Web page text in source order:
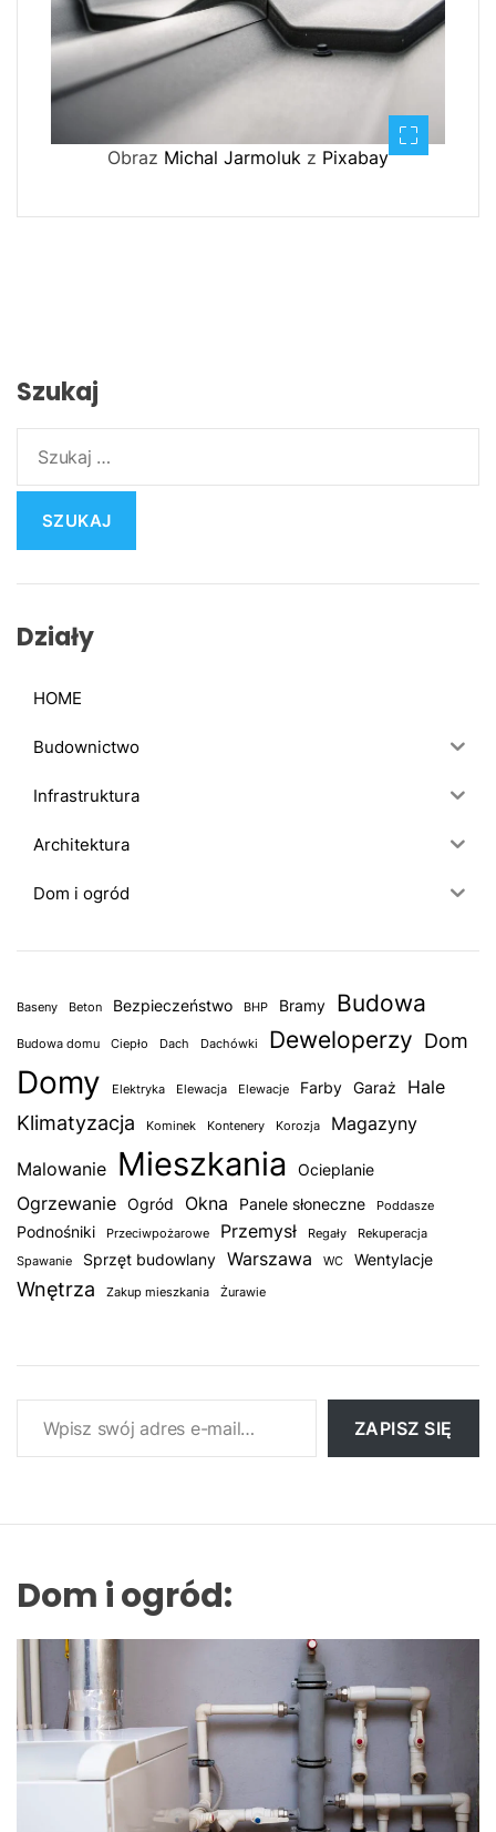
Obraz Michal Jarmoluk z Pixabay
Szukaj
u
a
j
Działy
HOME
Budownictwo
Infrastruktura
Architektura
Dom i ogród
Baseny Beton Bezpieczeństwo BHP Bramy Budowa
Budowa domu Ciepło Dach Dachówki Deweloperzy Dom
Domy Elektryka Elewacja Elewacje Farby Garaż Hale
Klimatyzacja Kominek Kontenery Korozja Magazyny
Malowanie Mieszkania Ocieplanie
Ogrzewanie Ogród Okna Panele słoneczne Poddasze
Podnośniki Przeciwpożarowe Przemysł Regały
Rekuperacja
Spawanie
Sprzęt budowlany Warszawa WC Wentylacje
Wnętrza Zakup mieszkania Żurawie
Wpisz swój adres e-mail…
ZAPISZ SIĘ
Dom i ogród: